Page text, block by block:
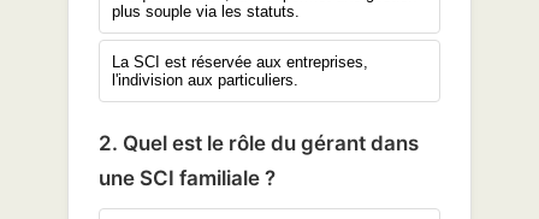
plus souple via les statuts.
La SCI est réservée aux entreprises,
l'indivision aux particuliers.
2. Quel est le rôle du gérant dans
une SCI familiale ?